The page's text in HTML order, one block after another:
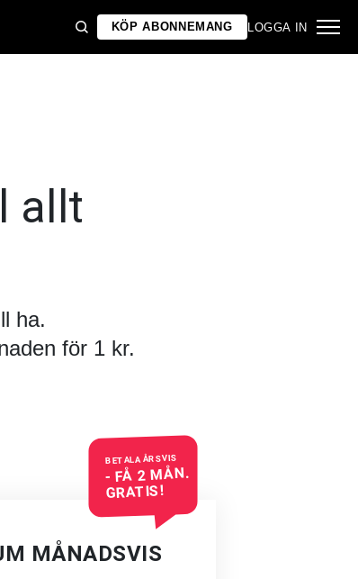
KÖP ABONNEMANG LOGGA IN
allt
ha.
för 1 kr.
BETALA ÅRSVIS
- FÅ 2 MÅN.
GRATIS!
MÅNADSVIS